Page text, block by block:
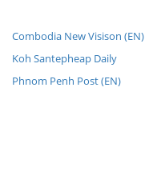
Combodia New Visison (EN)
Koh Santepheap Daily
Phnom Penh Post (EN)